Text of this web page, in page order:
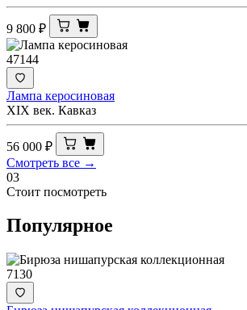
9 800 ₽
47144
Лампа керосиновая
XIX век. Кавказ
56 000 ₽
Смотреть все →
03
Стоит посмотреть
Популярное
7130